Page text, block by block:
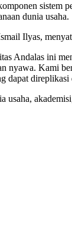
dunia usaha.
Ilyas,
Andalas ini
Kami
dapat